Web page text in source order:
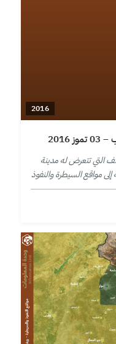
2016
التي تتعرض له مدينة
مواقع السيطرة والنفوذ